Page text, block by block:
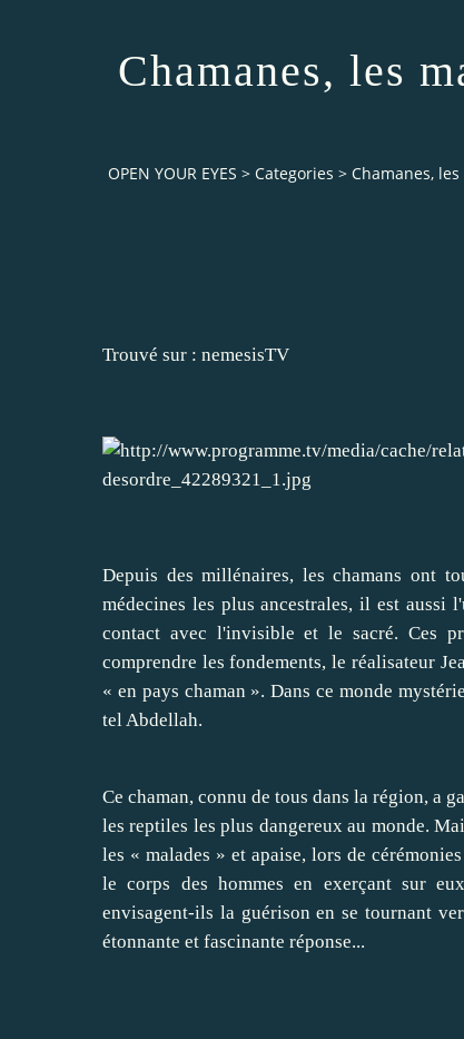
Chamanes, les
OPEN YOUR EYES > Categories > Chamanes,
Trouvé sur : nemesisTV
Depuis des millénaires, les chamans ont
médecines les plus ancestrales, il est aussi
contact avec l'invisible et le sacré. Ces
comprendre les fondements, le réalisateur
« en pays chaman ». Dans ce monde
tel Abdellah.
Ce chaman, connu de tous dans la région, a
les reptiles les plus dangereux au monde.
les « malades » et apaise, lors de
le corps des hommes en exerçant sur
envisagent-ils la guérison en se tournant
étonnante et fascinante réponse...